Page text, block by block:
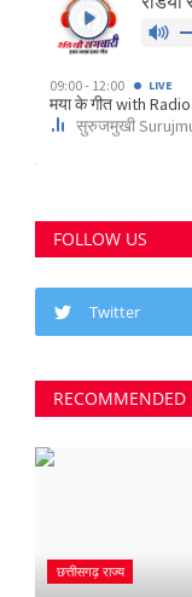
FOLLOW US
Twitter
RECOMMENDED
छत्तीसगढ़ राज्य